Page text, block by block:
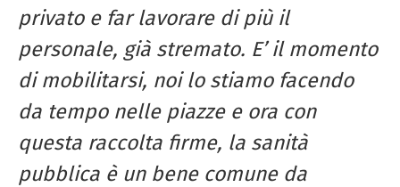
privato e far lavorare di più il
personale, già stremato. E’ il momento
di mobilitarsi, noi lo stiamo facendo
da tempo nelle piazze e ora con
questa raccolta firme, la sanità
pubblica è un bene comune da